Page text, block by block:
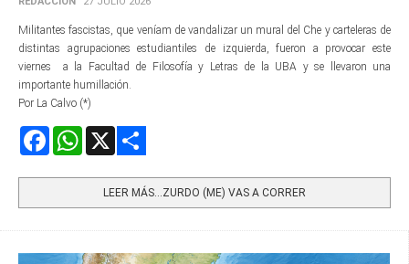
Militantes fascistas, que veníam de vandalizar un mural del Che y carteleras de
distintas agrupaciones estudiantiles de izquierda, fueron a provocar este
viernes a la Facultad de Filosofía y Letras de la UBA y se llevaron una
importante humillación.
Por La Calvo (*)
FacebookWhatsApp
LEER MÁS…ZURDO (ME) VAS A CORRER